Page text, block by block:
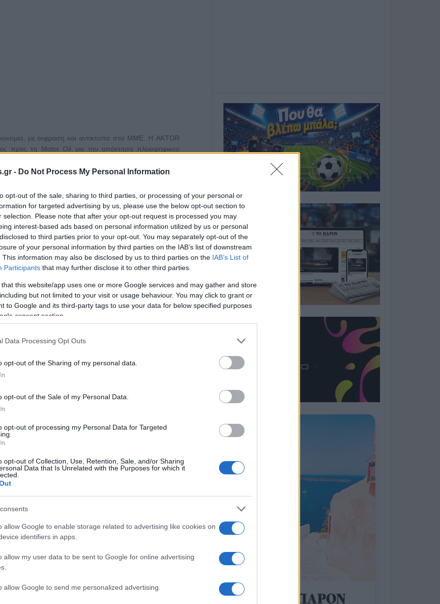
- Do Not Process My Personal Information
opt-out of the sale, sharing to third parties, or processing of your personal or
for targeted advertising by us, please use the below opt-out section to
selection. Please note that after your opt-out request is processed you may
interest-based ads based on personal information utilized by us or personal
to third parties prior to your opt-out. You may separately opt-out of the
of your personal information by third parties on the IAB’s list of downstream
This information may also be disclosed by us to third parties on the IAB’s List of
Participants that may further disclose it to other third parties.
that this website/app uses one or more Google services and may gather and store
but not limited to your visit or usage behaviour. You may click to grant or
to Google and its third-party tags to use your data for below specified purposes
consent section.
Data Processing Opt Outs
opt-out of the Sharing of my personal data.
opt-out of the Sale of my Personal Data.
opt-out of processing my Personal Data for Targeted
opt-out of Collection, Use, Retention, Sale, and/or Sharing
Data that Is Unrelated with the Purposes for which it
allow Google to enable storage related to advertising like cookies on
identifiers in apps.
allow my user data to be sent to Google for online advertising
allow Google to send me personalized advertising.
με έκφραση και αντίκτυπο στα ΜΜΕ. Η AKTOR
προς τη Motor Oil για την απόκτηση πλειοψηφικού
που δραστηριοποιούνται στον κλάδο της
υποδομών. Ο Αλέξανδρος Εξάρχου είναι εκ των
το Action 24 αλλά και τη συνεργασία με τον
και ιστοσελίδες, όπως το
www.iefimerida.gr
. Η Motor
με τον Όμιλο ΑΝΤΕΝΝΑ (ΑΝΤ1, ΜΑΚ TV) και την Alter
έχει στη διάθεσή του ραδιοφωνικούς σταθμούς ή
«Φαντάσματα» στο Star
Η
Fitness routine για το καλοκαίρι: 4 hacks
Πώς να φτιάξεις το αγαπημένο φαγητό
της Cardi B στο σπίτι σε λίγα λεπτά
Τηλεοπτικά «Μαγειρέματα», Ψηφιακοί
Η ΣΤΗΛΗ ΜΑΣ